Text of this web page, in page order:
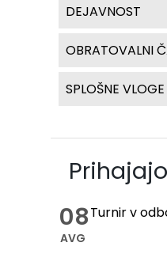
DEJAVNOST
OBRATOVALNI
SPLOŠNE VLOGE
08
AVG